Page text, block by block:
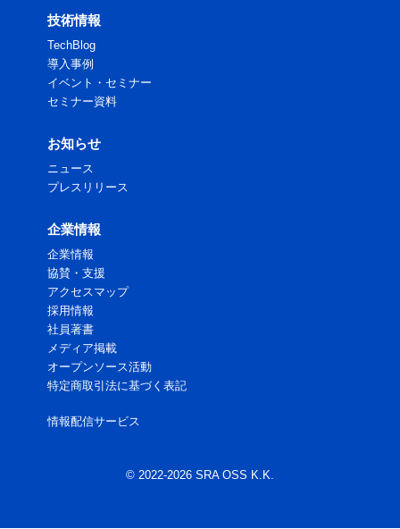
技術情報
TechBlog
導入事例
イベント・セミナー
セミナー資料
お知らせ
ニュース
プレスリリース
企業情報
企業情報
協賛・支援
アクセスマップ
採用情報
社員著書
メディア掲載
オープンソース活動
特定商取引法に基づく表記
情報配信サービス
© 2022-2026 SRA OSS K.K.